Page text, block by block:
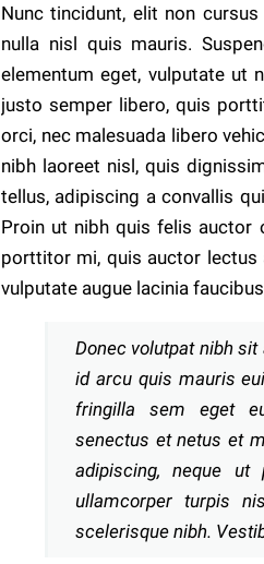
Nunc tincidunt, elit non
nulla nisl quis mauris.
elementum eget, vulputate ut
justo semper libero, quis
orci, nec malesuada libero
nibh laoreet nisl, quis
tellus, adipiscing a convallis
Proin ut nibh quis felis auctor
porttitor mi, quis auctor lectus
vulputate augue lacinia
Donec volutpat nibh
id arcu quis mauris
fringilla sem eget
senectus et netus et
adipiscing, neque
ullamcorper turpis
scelerisque nibh.